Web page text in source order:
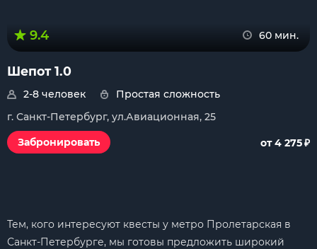
9.4 60 мин.
Шепот 1.0
2-8 человек
Простая сложность
г. Санкт-Петербург, ул.Авиационная, 25
Забронировать
от 4 275₽
Тем, кого интересуют квесты у метро Пролетарская в
Санкт-Петербурге, мы готовы предложить широкий